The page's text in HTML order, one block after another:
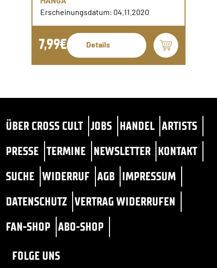
Erscheinungsdatum: 04.11.2020
7,99€ Details
ÜBER CROSS CULT JOBS HANDEL ARTISTS
PRESSE TERMINE NEWSLETTER KONTAKT
SUCHE WIDERRUF AGB IMPRESSUM
DATENSCHUTZ VERTRAG WIDERRUFEN
FAN-SHOP ABO-SHOP
FOLGE UNS